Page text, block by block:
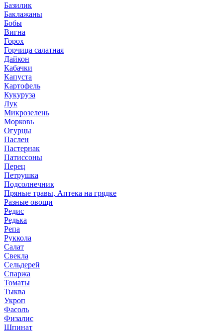
Базилик
Баклажаны
Бобы
Вигна
Горох
Горчица салатная
Дайкон
Кабачки
Капуста
Картофель
Кукуруза
Лук
Микрозелень
Морковь
Огурцы
Паслен
Пастернак
Патиссоны
Перец
Петрушка
Подсолнечник
Пряные травы, Аптека на грядке
Разные овощи
Редис
Редька
Репа
Руккола
Салат
Свекла
Сельдерей
Спаржа
Томаты
Тыква
Укроп
Фасоль
Физалис
Шпинат